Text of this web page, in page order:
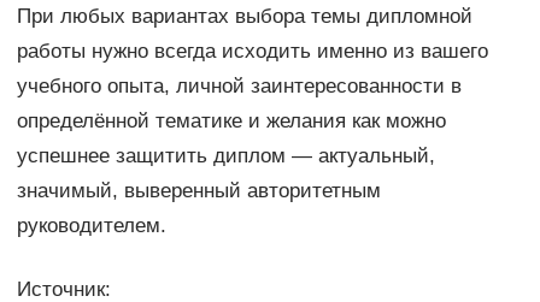
При любых вариантах выбора темы дипломной
работы нужно всегда исходить именно из вашего
учебного опыта, личной заинтересованности в
определённой тематике и желания как можно
успешнее защитить диплом — актуальный,
значимый, выверенный авторитетным
руководителем.
Источник: